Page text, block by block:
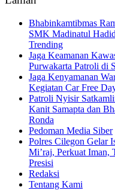
Bhabinkamtibmas
SMK Madinatul
Trending
Jaga Keamanan
Purwakarta Patroli di
Jaga Kenyamanan
Kegiatan Car Free
Patroli Nyisir
Kanit Samapta dan
Ronda
Pedoman Media Siber
Polres Cilegon Gelar
Mi’raj, Perkuat Iman,
Presisi
Redaksi
Tentang Kami